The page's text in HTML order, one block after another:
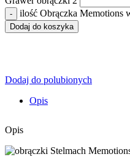
ilość Obrączka Memotions
Dodaj do koszyka
Dodaj do polubionych
Opis
Opis